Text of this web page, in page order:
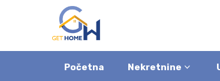
Početna Nekretnine